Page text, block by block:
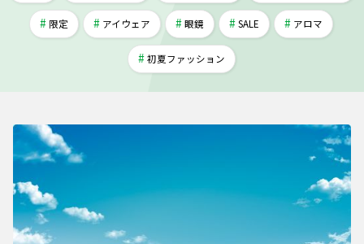
限定 アイウェア 眼鏡 SALE アロマ
初夏ファッション